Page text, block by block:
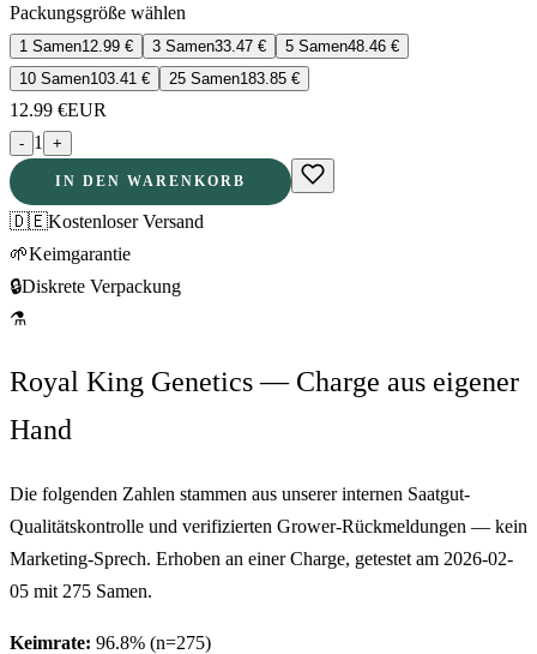
Packungsgröße wählen
1 Samen12.99 € 3 Samen33.47 € 5 Samen48.46 €
10 Samen103.41 € 25 Samen183.85 €
12.99 €EUR
- 1 +
IN DEN WARENKORB
🇩🇪Kostenloser Versand
🌱Keimgarantie
🔒Diskrete Verpackung
⚗
Royal King Genetics — Charge aus eigener
Hand
Die folgenden Zahlen stammen aus unserer internen Saatgut-
Qualitätskontrolle und verifizierten Grower-Rückmeldungen — kein
Marketing-Sprech. Erhoben an einer Charge, getestet am 2026-02-
05 mit 275 Samen.
Keimrate: 96.8% (n=275)